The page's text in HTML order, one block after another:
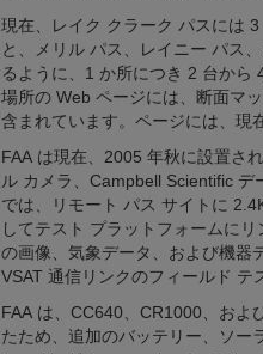
現在、レイク クラーク パスには
と、メリル パス、レイニー パス
るように、1 か所につき 2 台から
場所の Web ページには、断面マ
含まれています。ページには、現
FAA は現在、2005 年秋に設置さ
ル カメラ、Campbell Scientific
では、リモート パス サイトに
してテスト プラットフォームに
の画像、気象データ、および機器
VSAT 通信リンクのフィールド テ
FAA は、CC640、CR1000、およ
たため、追加のバッテリー、ソー